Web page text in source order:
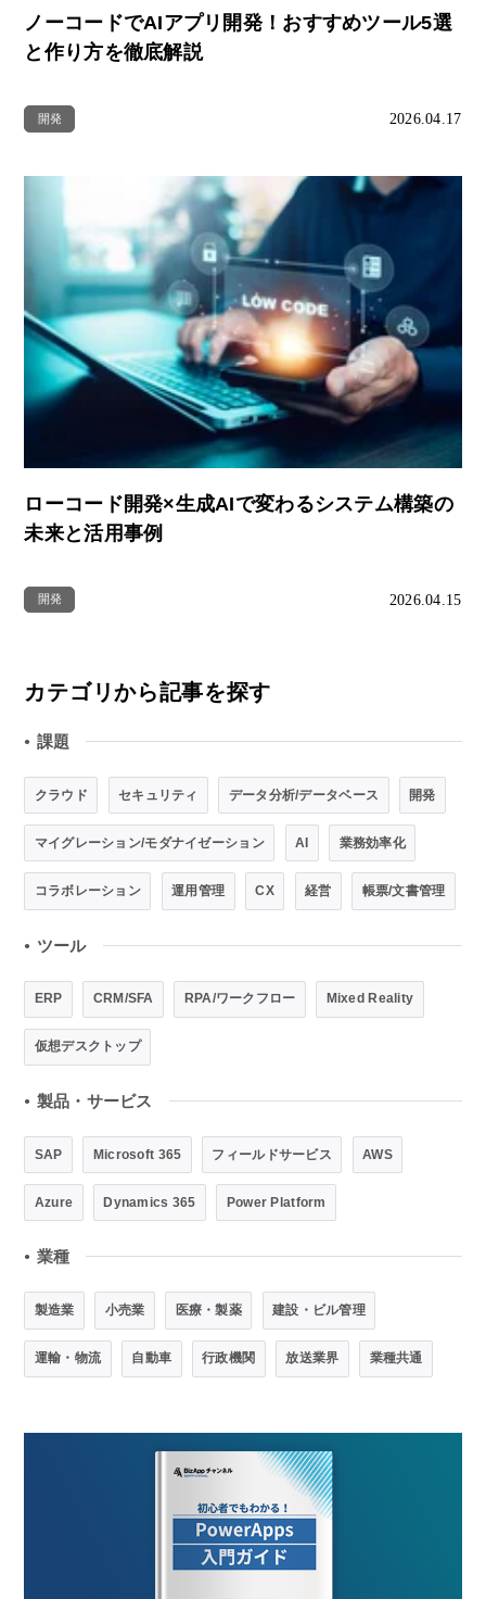
ノーコードでAIアプリ開発！おすすめツール5選
と作り方を徹底解説
開発 2026.04.17
ローコード開発×生成AIで変わるシステム構築の
未来と活用事例
開発 2026.04.15
カテゴリから記事を探す
● 課題
クラウド セキュリティ データ分析/データベース 開発
マイグレーション/モダナイゼーション AI 業務効率化
コラボレーション 運用管理 CX 経営 帳票/文書管理
● ツール
ERP CRM/SFA RPA/ワークフロー Mixed Reality
仮想デスクトップ
● 製品・サービス
SAP Microsoft 365 フィールドサービス AWS
Azure Dynamics 365 Power Platform
● 業種
製造業 小売業 医療・製薬 建設・ビル管理
運輸・物流 自動車 行政機関 放送業界 業種共通